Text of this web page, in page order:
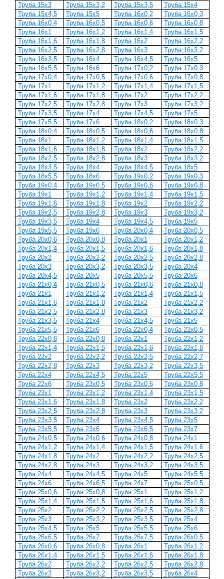
Труба 15х3
Труба 15х3,2 Труба 15х3,5
Труба 15х4
Труба 15х4,5
Труба 15х5 Труба 16х0,2
Труба 16х0,3
Труба 16х0,4
Труба 16х0,5 Труба 16х0,6
Труба 16х0,8
Труба 16х1
Труба 16х1,2 Труба 16х1,4
Труба 16х1,5
Труба 16х1,6
Труба 16х1,8 Труба 16х2
Труба 16х2,2
Труба 16х2,5
Труба 16х2,8 Труба 16х3
Труба 16х3,2
Труба 16х3,5
Труба 16х4 Труба 16х4,5
Труба 16х5
Труба 16х5,5
Труба 16х6 Труба 17х0,2
Труба 17х0,3
Труба 17х0,4
Труба 17х0,5 Труба 17х0,6
Труба 17х0,8
Труба 17х1
Труба 17х1,2 Труба 17х1,4
Труба 17х1,5
Труба 17х1,6
Труба 17х1,8 Труба 17х2
Труба 17х2,2
Труба 17х2,5
Труба 17х2,8 Труба 17х3
Труба 17х3,2
Труба 17х3,5
Труба 17х4 Труба 17х4,5
Труба 17х5
Труба 17х5,5
Труба 17х6 Труба 18х0,2
Труба 18х0,3
Труба 18х0,4
Труба 18х0,5 Труба 18х0,6
Труба 18х0,8
Труба 18х1
Труба 18х1,2 Труба 18х1,4
Труба 18х1,5
Труба 18х1,6
Труба 18х1,8 Труба 18х2
Труба 18х2,2
Труба 18х2,5
Труба 18х2,8 Труба 18х3
Труба 18х3,2
Труба 18х3,5
Труба 18х4 Труба 18х4,5
Труба 18х5
Труба 18х5,5
Труба 18х6 Труба 19х0,2
Труба 19х0,3
Труба 19х0,4
Труба 19х0,5 Труба 19х0,6
Труба 19х0,8
Труба 19х1
Труба 19х1,2 Труба 19х1,4
Труба 19х1,5
Труба 19х1,6
Труба 19х1,8 Труба 19х2
Труба 19х2,2
Труба 19х2,5
Труба 19х2,8 Труба 19х3
Труба 19х3,2
Труба 19х3,5
Труба 19х4 Труба 19х4,5
Труба 19х5
Труба 19х5,5
Труба 19х6 Труба 20х0,4
Труба 20х0,5
Труба 20х0,6
Труба 20х0,8 Труба 20х1
Труба 20х1,2
Труба 20х1,4
Труба 20х1,5 Труба 20х1,6
Труба 20х1,8
Труба 20х2
Труба 20х2,2 Труба 20х2,5
Труба 20х2,8
Труба 20х3
Труба 20х3,2 Труба 20х3,5
Труба 20х4
Труба 20х4,5
Труба 20х5 Труба 20х5,5
Труба 20х6
Труба 21х0,4
Труба 21х0,5 Труба 21х0,6
Труба 21х0,8
Труба 21х1
Труба 21х1,2 Труба 21х1,4
Труба 21х1,5
Труба 21х1,6
Труба 21х1,8 Труба 21х2
Труба 21x2,2
Труба 21x2,5
Труба 21x2,8 Труба 21x3
Труба 21x3,2
Труба 21x3,5
Труба 21x4 Труба 21x4,5
Труба 21x5
Труба 21х5,5
Труба 21x6 Труба 22x0,4
Труба 22x0,5
Труба 22x0,6
Труба 22x0,8 Труба 22x1
Труба 22x1,2
Труба 22x1,4
Труба 22x1,5 Труба 22x1,6
Труба 22x1,8
Труба 22x2
Труба 22x2,2 Труба 22x2,5
Труба 22x2,7
Труба 22x2,8
Труба 22x3 Труба 22x3,2
Труба 22x3,5
Труба 22х4
Труба 22x4,5 Труба 22x5
Труба 22x5,5
Труба 22x6
Труба 23x0,5 Труба 23x0,6
Труба 23x0,8
Труба 23x1
Труба 23x1,2 Труба 23x1,4
Труба 23x1,5
Труба 23x1,6
Труба 23x1,8 Труба 23x2
Труба 23x2,2
Труба 23x2,5
Труба 23x2,8 Труба 23x3
Труба 23x3,2
Труба 23x3,5
Труба 23x4 Труба 23x4,5
Труба 23x5
Труба 23x5,5
Труба 23x6 Труба 23х6,5
Труба 23х7
Труба 24x0,5
Труба 24x0,6 Труба 24x0,8
Труба 24x1
Труба 24x1,2
Труба 24x1,4 Труба 24x1,5
Труба 24x1,6
Труба 24x1,8
Труба 24x2 Труба 24x2,2
Труба 24х2,5
Труба 24х2,8
Труба 24х3 Труба 24х3,2
Труба 24х3,5
Труба 24х4
Труба 24х4,5 Труба 24х5
Труба 24х5,5
Труба 24х6
Труба 24х6,5 Труба 24х7
Труба 25x0,5
Труба 25х0,6
Труба 25x0,8 Труба 25x1
Труба 25x1,2
Труба 25x1,4
Труба 25x1,5 Труба 25x1,6
Труба 25х1,8
Труба 25х2
Труба 25x2,2 Труба 25х2,5
Труба 25х2,8
Труба 25х3
Труба 25х3,2 Труба 25х3,5
Труба 25х4
Труба 25х4,5
Труба 25х5 Труба 25х5,5
Труба 25х6
Труба 25х6,5
Труба 25х7 Труба 25х7,5
Труба 26x0,5
Труба 26x0,6
Труба 26x0,8 Труба 26x1
Труба 26x1,2
Труба 26x1,4
Труба 26x1,5 Труба 26x1,6
Труба 26x1,8
Труба 26x2
Труба 26x2,2 Труба 26х2,5
Труба 26х2,8
Труба 26х3
Труба 26х3,2 Труба 26х3,5
Труба 26х4